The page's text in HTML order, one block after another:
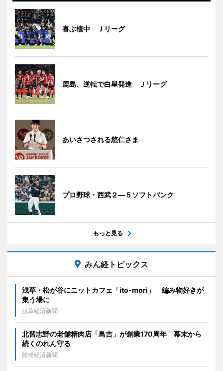
喜ぶ植中 Ｊリーグ
鹿島、逆転で白星発進 Ｊリーグ
あいさつされる悠仁さま
プロ野球・西武２―５ソフトバンク
もっと見る
みん経トピックス
浅草・松が谷にニットカフェ「ito-mori」 編み物好きが
集う場に
浅草経済新聞
北習志野の老舗精肉店「鳥吉」が創業170周年 幕末から
続くのれん守る
船橋経済新聞